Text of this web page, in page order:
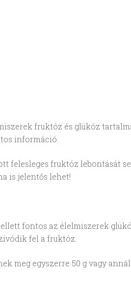
fruktóz és glükóz
információ.
felesleges fruktóz lebontását
is jelentős lehet!
fontos az élelmiszerek
fel a fruktóz.
meg egyszerre 50 g vagy